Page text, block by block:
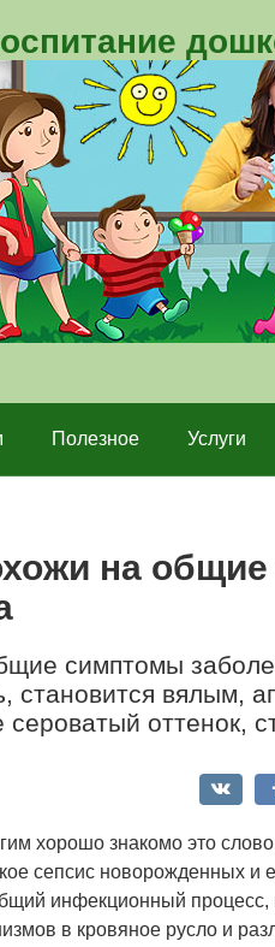
Полезное Услуги
на
симптомы
ста­новится вялым,
оттенок,
хорошо знакомо это
сепсис новорожденных и
инфекционный
в кровяное русло и